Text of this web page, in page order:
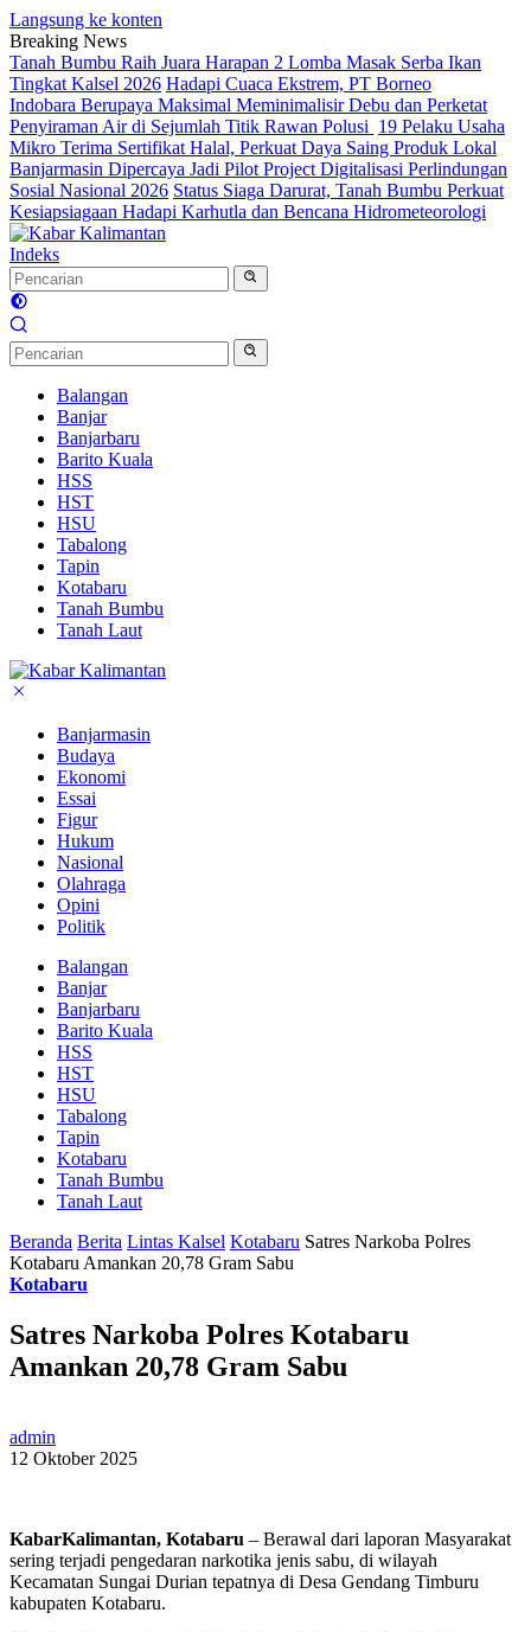
Langsung ke konten
Breaking News
Tanah Bumbu Raih Juara Harapan 2 Lomba Masak Serba Ikan
Tingkat Kalsel 2026 Hadapi Cuaca Ekstrem, PT Borneo
Indobara Berupaya Maksimal Meminimalisir Debu dan Perketat
Penyiraman Air di Sejumlah Titik Rawan Polusi 19 Pelaku Usaha
Mikro Terima Sertifikat Halal, Perkuat Daya Saing Produk Lokal
Banjarmasin Dipercaya Jadi Pilot Project Digitalisasi Perlindungan
Sosial Nasional 2026 Status Siaga Darurat, Tanah Bumbu Perkuat
Kesiapsiagaan Hadapi Karhutla dan Bencana Hidrometeorologi
Indeks
Balangan
Banjar
Banjarbaru
Barito Kuala
HSS
HST
HSU
Tabalong
Tapin
Kotabaru
Tanah Bumbu
Tanah Laut
Banjarmasin
Budaya
Ekonomi
Essai
Figur
Hukum
Nasional
Olahraga
Opini
Politik
Balangan
Banjar
Banjarbaru
Barito Kuala
HSS
HST
HSU
Tabalong
Tapin
Kotabaru
Tanah Bumbu
Tanah Laut
Beranda Berita Lintas Kalsel Kotabaru Satres Narkoba Polres
Kotabaru Amankan 20,78 Gram Sabu
Kotabaru
Satres Narkoba Polres Kotabaru
Amankan 20,78 Gram Sabu
admin
12 Oktober 2025
KabarKalimantan, Kotabaru – Berawal dari laporan Masyarakat
sering terjadi pengedaran narkotika jenis sabu, di wilayah
Kecamatan Sungai Durian tepatnya di Desa Gendang Timburu
kabupaten Kotabaru.